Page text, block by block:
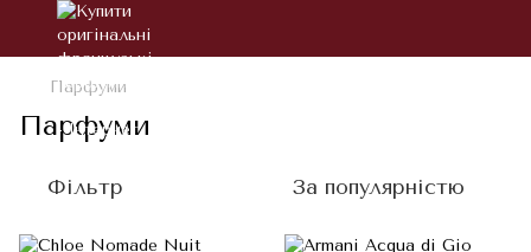
Парфуми
Парфуми
Фільтр За популярністю